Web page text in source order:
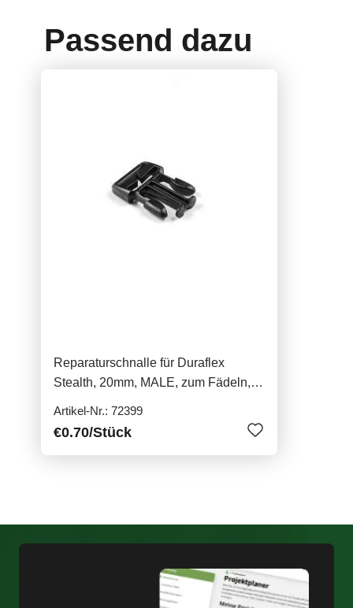
Passend dazu
Reparaturschnalle für Duraflex
Stealth, 20mm, MALE, zum Fädeln,
Artikel-Nr.: 72399
€0.70/Stück